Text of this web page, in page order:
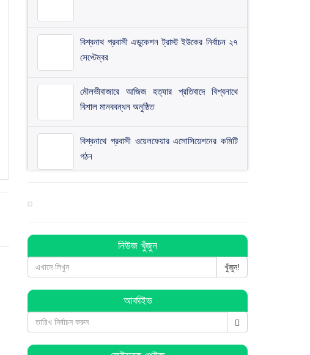
বিশ্বনাথ প্রবাসী এডুকেশন ট্রাস্ট ইউকের নির্বাচন ২৭
সেপ্টেম্বর
মৌলভীবাজারে আজিজ হত্যার প্রতিবাদে বিশ্বনাথে
বিশাল মানববন্ধন অনুষ্ঠিত
বিশ্বনাথে প্রবাসী ওয়েলফেয়ার এসোসিয়েশনের কমিটি
গঠন
বিশ্বনাথে ব্যবসায়ীর ৭ লাখ টাকা চুরি, থানায় অভিযোগ
বিশ্বনাথে পূজা উদযাপন পরিষদের কমিটি গঠন : সভাপতি
সুনিল সম্পাদক কানু
নিউজ খুঁজুন
খুঁজুন!
আর্কাইভ